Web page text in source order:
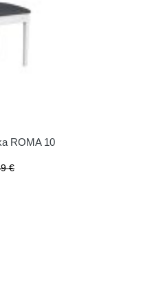
ROMA 10
€